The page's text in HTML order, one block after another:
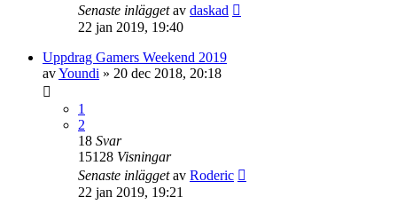
Senaste inläggetav daskad
22 jan 2019, 19:40
Uppdrag Gamers Weekend 2019
avYoundi » 20 dec 2018, 20:18
1
2
18 Svar
15128 Visningar
Senaste inläggetav Roderic
22 jan 2019, 19:21